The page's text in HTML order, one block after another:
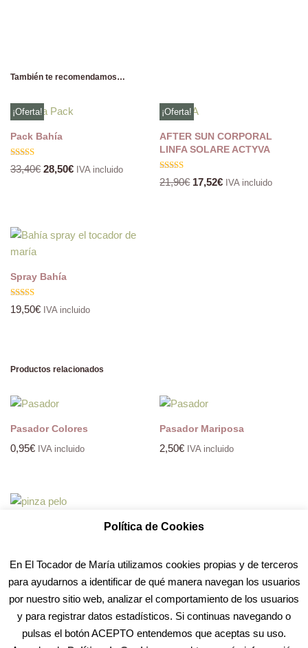
También te recomendamos…
¡Oferta!
Pack Bahía
Valorado
con
33,40€ 28,50€ IVA incluido
¡Oferta!
AFTER SUN CORPORAL
LINFA SOLARE ACTYVA
Valorado
con
21,90€ 17,52€ IVA incluido
Spray Bahía
Valorado
con
19,50€ IVA incluido
Productos relacionados
Pasador Colores
0,95€ IVA incluido
Pasador Mariposa
2,50€ IVA incluido
Política de Cookies
En El Tocador de María utilizamos cookies propias y de terceros
para ayudarnos a identificar de qué manera navegan los usuarios
por nuestro sitio web, analizar el comportamiento de los usuarios
y para registrar datos estadísticos. Si continuas navegando o
pulsas el botón ACEPTO entendemos que aceptas su uso.